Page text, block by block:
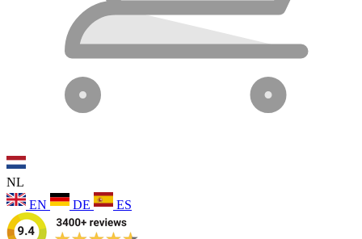
NL
EN
DE ES